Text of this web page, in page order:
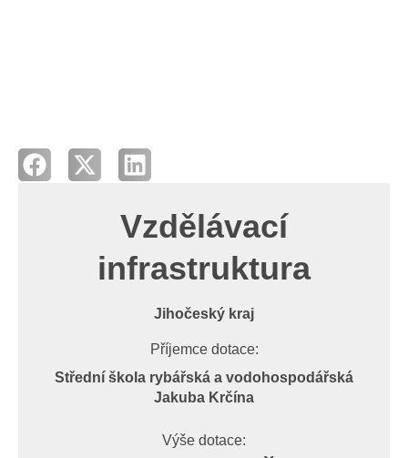
Vzdělávací
infrastruktura
Jihočeský kraj
Příjemce dotace:
Střední škola rybářská a vodohospodářská
Jakuba Krčína
Výše dotace: